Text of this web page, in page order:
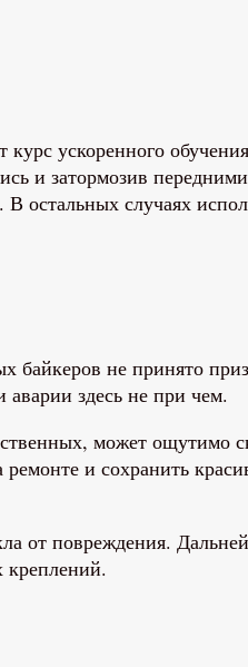
курс ускоренного
и затормозив
остальных случаях
байкеров не принято
здесь не при чем.
может ощутимо
и сохранить
от повреждения.
креплений.